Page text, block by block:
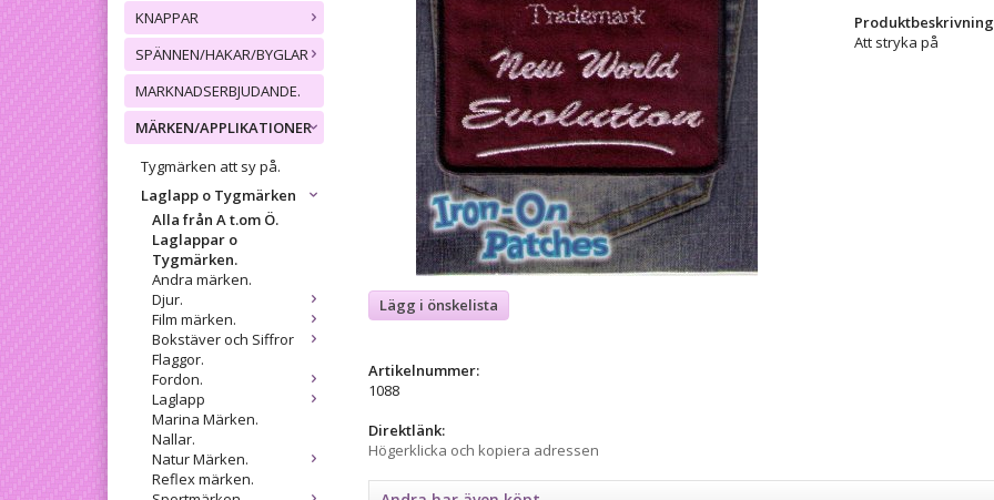
KNAPPAR
SPÄNNEN/HAKAR/BYGLAR
MARKNADSERBJUDANDE.
MÄRKEN/APPLIKATIONER
Tygmärken att sy på.
Laglapp o Tygmärken
Alla från A t.om Ö.
Laglappar o
Tygmärken.
Andra märken.
Djur.
Film märken.
Bokstäver och Siffror
Flaggor.
Fordon.
Laglapp
Marina Märken.
Nallar.
Natur Märken.
Reflex märken.
Att stryka på
Lägg i önskelista
Artikelnummer:
1088
Direktlänk:
Högerklicka och kopiera adressen